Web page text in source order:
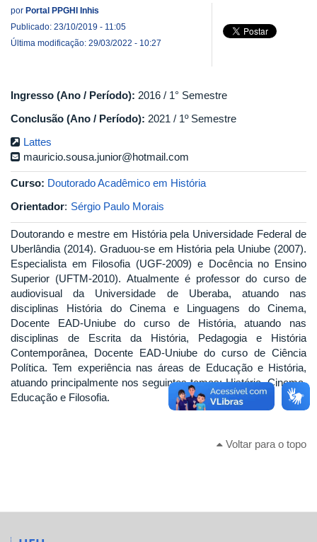
por Portal PPGHI Inhis
Publicado: 23/10/2019 - 11:05
Última modificação: 29/03/2022 - 10:27
Ingresso (Ano / Período): 2016 / 1° Semestre
Conclusão (Ano / Período): 2021 / 1º Semestre
Lattes
mauricio.sousa.junior@hotmail.com
Curso: Doutorado Acadêmico em História
Orientador: Sérgio Paulo Morais
Doutorando e mestre em História pela Universidade Federal de
Uberlândia (2014). Graduou-se em História pela Uniube (2007).
Especialista em Filosofia (UGF-2009) e Docência no Ensino
Superior (UFTM-2010). Atualmente é professor do curso de
audiovisual da Universidade de Uberaba, atuando nas
disciplinas História do Cinema e Linguagens do Cinema,
Docente EAD-Uniube do curso de História, atuando nas
disciplinas de Escrita da História, Pedagogia e História
Contemporânea, Docente EAD-Uniube do curso de Ciência
Política. Tem experiência nas áreas de Educação e História,
atuando principalmente nos seguintes temas: História, Cinema,
Educação e Filosofia.
Voltar para o topo